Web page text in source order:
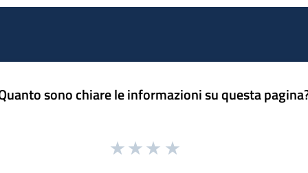
sono chiare le informazioni su questa